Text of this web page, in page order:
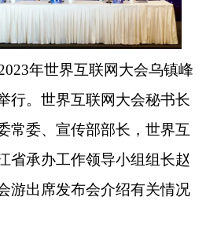
年世界互联网大会乌镇峰
行。世界互联网大会秘书长
常委、宣传部部长，世界互
省承办工作领导小组组长赵
游出席发布会介绍有关情况